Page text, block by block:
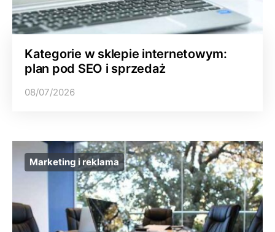
Kategorie w sklepie internetowym:
plan pod SEO i sprzedaż
08/07/2026
Marketing i reklama